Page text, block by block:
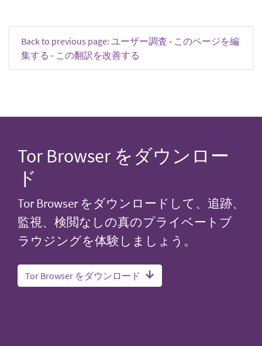
Back to previous page: ユーザー調査 - このページを編
集する - この翻訳を改善する
Tor Browser をダウンロー
ド
Tor Browser をダウンロードして、追跡、
監視、検閲なしの真のプライベートブ
ラウジングを体験しましょう。
Tor Browser をダウンロード